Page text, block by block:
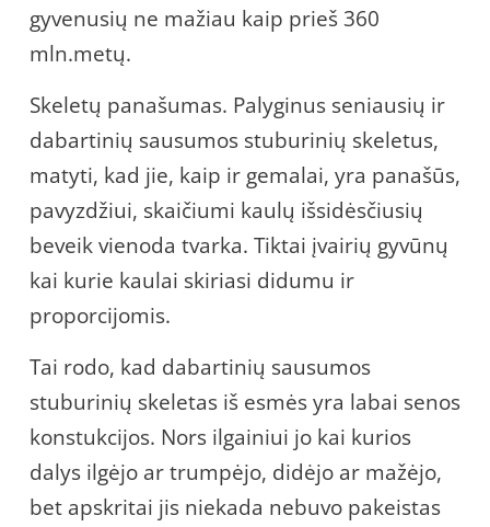
gyvenusių ne mažiau kaip prieš 360
mln.metų.
Skeletų panašumas. Palyginus seniausių ir
dabartinių sausumos stuburinių skeletus,
matyti, kad jie, kaip ir gemalai, yra panašūs,
pavyzdžiui, skaičiumi kaulų išsidėsčiusių
beveik vienoda tvarka. Tiktai įvairių gyvūnų
kai kurie kaulai skiriasi didumu ir
proporcijomis.
Tai rodo, kad dabartinių sausumos
stuburinių skeletas iš esmės yra labai senos
konstukcijos. Nors ilgainiui jo kai kurios
dalys ilgėjo ar trumpėjo, didėjo ar mažėjo,
bet apskritai jis niekada nebuvo pakeistas